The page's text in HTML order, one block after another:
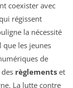
coexister avec
régissent
la nécessité
que les jeunes
de
règlements et
La lutte contre